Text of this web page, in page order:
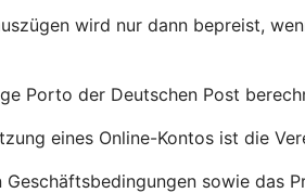
wird nur dann bepreist,
Porto der Deutschen Post
eines Online-Kontos ist die
Geschäftsbedingungen sowie das